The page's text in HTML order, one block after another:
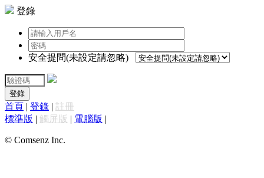
登錄
安全提問(未設定請忽略)
登錄
首頁 | 登錄 | 註冊
標準版 | 觸屏版 | 電腦版 |
© Comsenz Inc.